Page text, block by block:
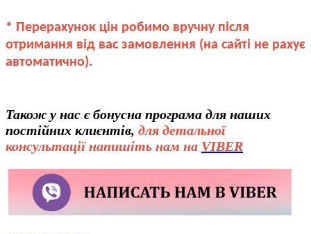
* Перерахунок цін робимо вручну після
отримання від вас замовлення (на сайті не рахує
автоматично).
Також у нас є бонусна програма для наших
постійних клиєнтів, для детальної
консультації напишіть нам на VIBER